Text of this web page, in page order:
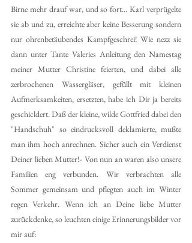
Birne mehr drauf war, und so fort... Karl verprügelte
sie ab und zu, erreichte aber keine Besserung sondern
nur ohrenbetäubendes Kampfgeschrei! Wie nezz sie
dann unter Tante Valeries Anleitung den Namestag
meiner Mutter Christine feierten, und dabei alle
zerbrochenen Wassergläser, gefüllt mit kleinen
Aufmerksamkeiten, ersetzten, habe ich Dir ja bereits
geschicldert. Daß der kleine, wilde Gottfried dabei den
"Handschuh" so eindrucksvoll deklamierte, mußte
man ihm hoch anrechnen. Sicher auch ein Verdienst
Deiner lieben Mutter!- Von nun an waren also unsere
Familien eng verbunden. Wir verbrachten alle
Sommer gemeinsam und pflegten auch im Winter
regen Verkehr. Wenn ich an Deine liebe Mutter
zurückdenke, so leuchten einige Erinnerungsbilder vor
mir auf: